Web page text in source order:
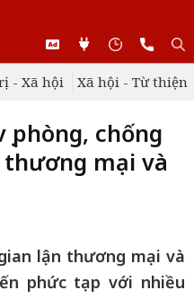
- Xã hội Xã hội - Từ thiện
phòng, chống
mại và
lận thương mại và
phức tạp với nhiều